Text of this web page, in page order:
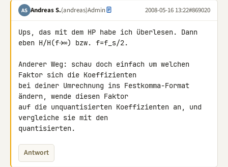
AS Andreas S.(andreas)Admin 2008-05-16 13:22#869020
Ups, das mit dem HP habe ich überlesen. Dann
eben H/H(f→∞) bzw. f=f_s/2.
Anderer Weg: schau doch einfach um welchen
Faktor sich die Koeffizienten
bei deiner Umrechnung ins Festkomma-Format
ändern, wende diesen Faktor
auf die unquantisierten Koeffizienten an, und
vergleiche sie mit den
quantisierten.
Antwort